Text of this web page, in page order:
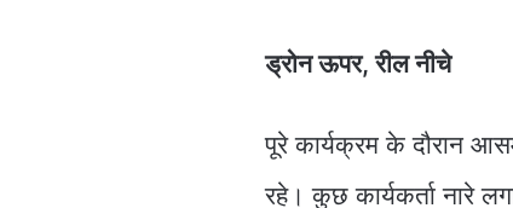
ड्रोन ऊपर, रील नीचे
पूरे कार्यक्रम के दौरान
रहे। कुछ कार्यकर्ता नारे